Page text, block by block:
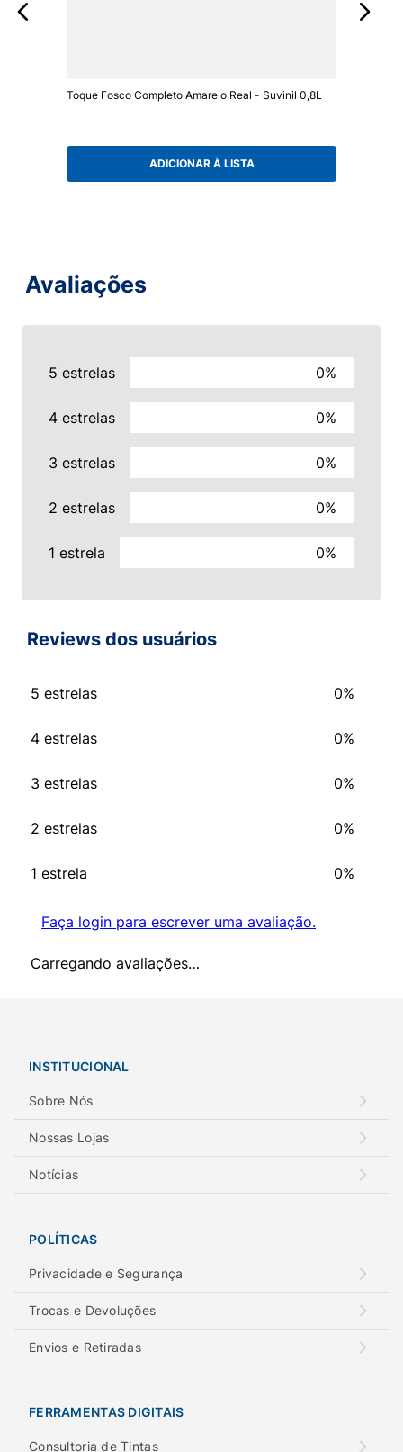
Toque Fosco Completo Amarelo Real - Suvinil 0,8L
ADICIONAR À LISTA
Avaliações
5 estrelas 0%
4 estrelas 0%
3 estrelas 0%
2 estrelas 0%
1 estrela 0%
Reviews dos usuários
5 estrelas 0%
4 estrelas 0%
3 estrelas 0%
2 estrelas 0%
1 estrela 0%
Faça login para escrever uma avaliação.
Carregando avaliações…
INSTITUCIONAL
Sobre Nós
Nossas Lojas
Notícias
POLÍTICAS
Privacidade e Segurança
Trocas e Devoluções
Envios e Retiradas
FERRAMENTAS DIGITAIS
Consultoria de Tintas